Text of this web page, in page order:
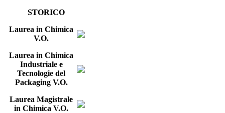
STORICO
Laurea in Chimica
V.O.
Laurea in Chimica
Industriale e
Tecnologie del
Packaging V.O.
Laurea Magistrale
in Chimica V.O.